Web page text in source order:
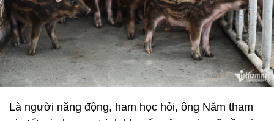
Là người năng động, ham học hỏi, ông Năm tham